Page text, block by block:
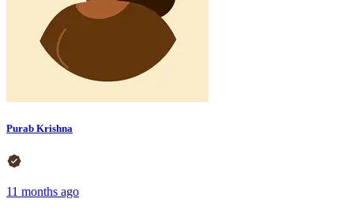
Purab Krishna
11 months ago